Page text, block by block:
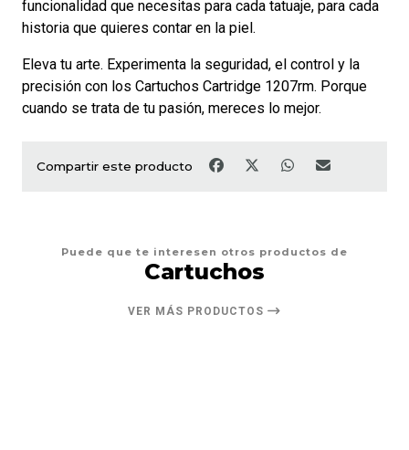
funcionalidad que necesitas para cada tatuaje, para cada
historia que quieres contar en la piel.
Eleva tu arte. Experimenta la seguridad, el control y la
precisión con los Cartuchos Cartridge 1207rm. Porque
cuando se trata de tu pasión, mereces lo mejor.
Compartir este producto
Puede que te interesen otros productos de
Cartuchos
VER MÁS PRODUCTOS